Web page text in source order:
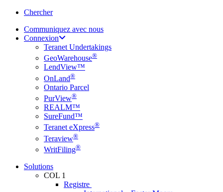
Cherchersearch
Communiquez avec nous
Connexion
Teranet Undertakings
GeoWarehouse®
LendView™
OnLand®
Ontario Parcel
PurView®
REALM™
SureFund™
Teranet eXpress®
Teraview®
WritFiling®
Solutions
COL 1
Registre